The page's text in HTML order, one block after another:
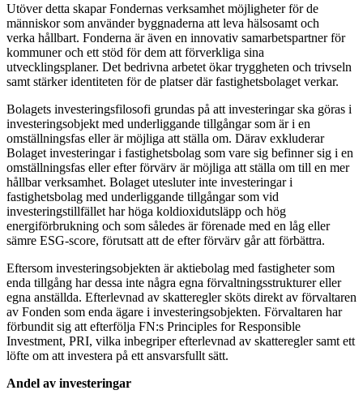
Utöver detta skapar Fondernas verksamhet möjligheter för de
människor som använder byggnaderna att leva hälsosamt och
verka hållbart. Fonderna är även en innovativ samarbetspartner för
kommuner och ett stöd för dem att förverkliga sina
utvecklingsplaner. Det bedrivna arbetet ökar tryggheten och trivseln
samt stärker identiteten för de platser där fastighetsbolaget verkar.
Bolagets investeringsfilosofi grundas på att investeringar ska göras i
investeringsobjekt med underliggande tillgångar som är i en
omställningsfas eller är möjliga att ställa om. Därav exkluderar
Bolaget investeringar i fastighetsbolag som vare sig befinner sig i en
omställningsfas eller efter förvärv är möjliga att ställa om till en mer
hållbar verksamhet. Bolaget utesluter inte investeringar i
fastighetsbolag med underliggande tillgångar som vid
investeringstillfället har höga koldioxidutsläpp och hög
energiförbrukning och som således är förenade med en låg eller
sämre ESG-score, förutsatt att de efter förvärv går att förbättra.
Eftersom investeringsobjekten är aktiebolag med fastigheter som
enda tillgång har dessa inte några egna förvaltningsstrukturer eller
egna anställda. Efterlevnad av skatteregler sköts direkt av förvaltaren
av Fonden som enda ägare i investeringsobjekten. Förvaltaren har
förbundit sig att efterfölja FN:s Principles for Responsible
Investment, PRI, vilka inbegriper efterlevnad av skatteregler samt ett
löfte om att investera på ett ansvarsfullt sätt.
Andel av investeringar